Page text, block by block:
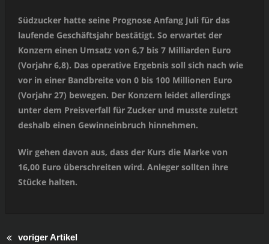
Südzucker hatte seine Prognose Anfang Juli für das
laufende Geschäftsjahr bestätigt. So erwartet der
Konzern einen Umsatz von 6,7 bis 7 Milliarden Euro
(Vorjahr 6,8). Das operative Ergebnis soll sich nach wie
vor in einer Bandbreite von 0 bis 100 Millionen Euro
(Vorjahr 27) bewegen. Der Konzern leidet allerdings
unter dem Preisverfall für Zucker und musste zuletzt
deshalb einen Gewinneinbruch hinnehmen.
Wir gehen davon aus, dass der Kurs die Marke von
16,00 Euro überschreiten wird. Anleger sollten ihre
Stücke halten.
voriger Artikel